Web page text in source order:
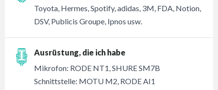
Toyota, Hermes, Spotify, adidas, 3M, FDA, Notion,
DSV, Publicis Groupe, Ipnos usw.
Ausrüstung, die ich habe
Mikrofon: RODE NT1, SHURE SM7B
Schnittstelle: MOTU M2, RODE AI1